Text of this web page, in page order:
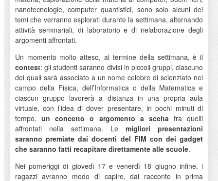
nanotecnologie, computer quantistici, sono solo alcuni dei
temi che verranno esplorati durante la settimana, alternando
attività seminariali, di laboratorio e di rielaborazione degli
argomenti affrontati.
Un momento molto atteso, al termine della settimana, è il
contest: gli studenti saranno divisi in piccoli gruppi, ciascuno
dei quali sarà associato a un nome celebre di scienziato nel
campo della Fisica, dell’Informatica o della Matematica e
ciascun gruppo lavorerà a distanza in una propria aula
virtuale, con l’idea di dover presentare, in pochi minuti di
tempo, un concetto o argomento a sceltafra quelli
affrontati nella settimana. Lemigliori presentazioni
saranno premiate dai docenti del FIM con dei gadget
che saranno fatti recapitare direttamente alle scuole.
Nei pomeriggi di giovedì 17 e venerdì 18 giugno infine, i
ragazzi avranno modo di capire, dal racconto in prima